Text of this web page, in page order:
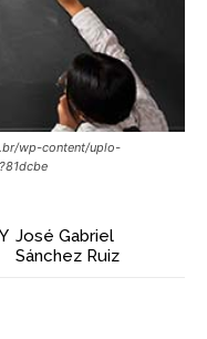
wp-content/uplo-
Y José Gabriel
Sánchez Ruiz